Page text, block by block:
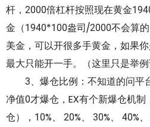
杆，2000倍杠杆按照现在黄金
金（1940*100盎司/2000不会算
美金，可以开很多手黄金，如果
最大只能开一手。（这里只是举
3、爆仓比例：不知道的问平
净值0才爆仓，EX有个新爆仓机
仓），10%、 20%、 30%、 40%